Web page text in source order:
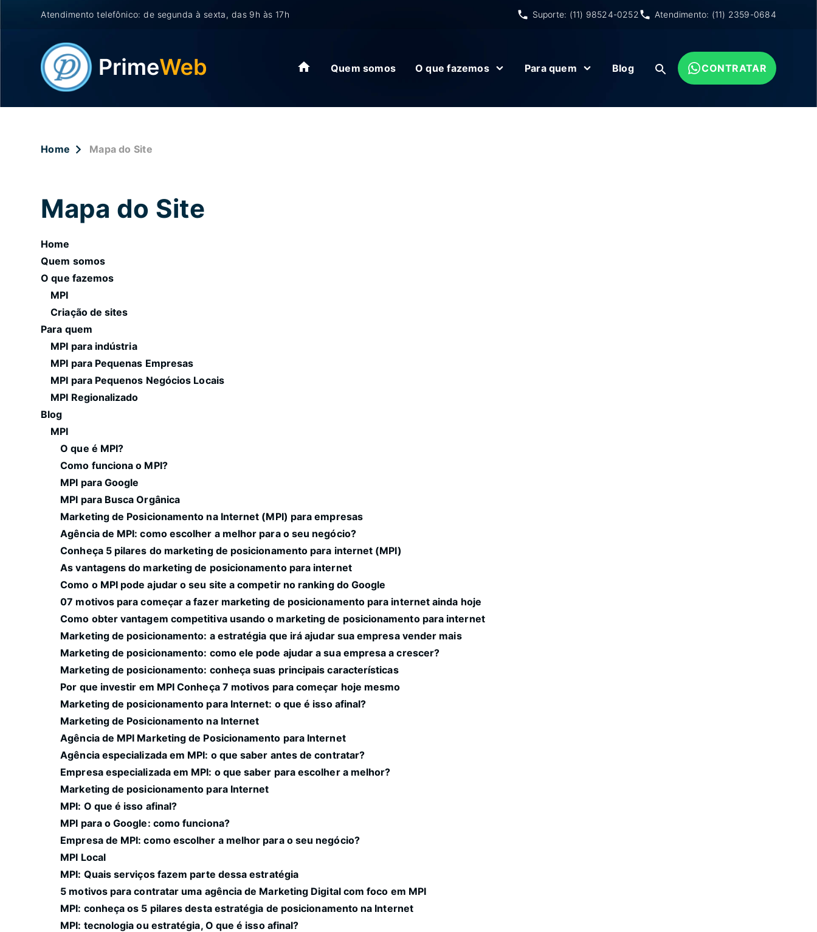
Atendimento telefônico: de segunda à sexta, das 9h às 17h Suporte: (11) 98524-0252 Atendimento: (11) 2359-0684
Quem somos O que fazemos Para quem Blog CONTRATAR
Home Mapa do Site
Mapa do Site
Home
Quem somos
O que fazemos
MPI
Criação de sites
Para quem
MPI para indústria
MPI para Pequenas Empresas
MPI para Pequenos Negócios Locais
MPI Regionalizado
Blog
MPI
O que é MPI?
Como funciona o MPI?
MPI para Google
MPI para Busca Orgânica
Marketing de Posicionamento na Internet (MPI) para empresas
Agência de MPI: como escolher a melhor para o seu negócio?
Conheça 5 pilares do marketing de posicionamento para internet (MPI)
As vantagens do marketing de posicionamento para internet
Como o MPI pode ajudar o seu site a competir no ranking do Google
07 motivos para começar a fazer marketing de posicionamento para internet ainda hoje
Como obter vantagem competitiva usando o marketing de posicionamento para internet
Marketing de posicionamento: a estratégia que irá ajudar sua empresa vender mais
Marketing de posicionamento: como ele pode ajudar a sua empresa a crescer?
Marketing de posicionamento: conheça suas principais características
Por que investir em MPI Conheça 7 motivos para começar hoje mesmo
Marketing de posicionamento para Internet: o que é isso afinal?
Marketing de Posicionamento na Internet
Agência de MPI Marketing de Posicionamento para Internet
Agência especializada em MPI: o que saber antes de contratar?
Empresa especializada em MPI: o que saber para escolher a melhor?
Marketing de posicionamento para Internet
MPI: O que é isso afinal?
MPI para o Google: como funciona?
Empresa de MPI: como escolher a melhor para o seu negócio?
MPI Local
MPI: Quais serviços fazem parte dessa estratégia
5 motivos para contratar uma agência de Marketing Digital com foco em MPI
MPI: conheça os 5 pilares desta estratégia de posicionamento na Internet
MPI: tecnologia ou estratégia, O que é isso afinal?